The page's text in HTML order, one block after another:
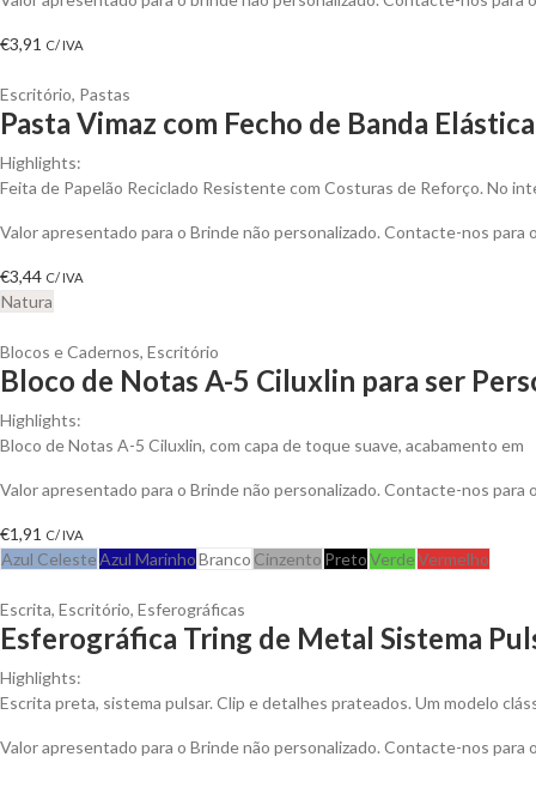
€3,91 C/ IVA
Escritório, Pastas
Pasta Vimaz com Fecho de Banda
Highlights:
Feita de Papelão Reciclado Resistente com Costuras de Reforço. No
Valor apresentado para o Brinde não personalizado. Contacte-nos
€3,44 C/ IVA
Natura
Blocos e Cadernos, Escritório
Bloco de Notas A-5 Ciluxlin para ser
Highlights:
Bloco de Notas A-5 Ciluxlin, com capa de toque suave, acabamento em
Valor apresentado para o Brinde não personalizado. Contacte-nos
€1,91 C/ IVA
Azul CelesteAzul MarinhoBranco Cinzento PretoVerdeVermelho
Escrita, Escritório, Esferográficas
Esferográfica Tring de Metal Sistema
Highlights:
Escrita preta, sistema pulsar. Clip e detalhes prateados. Um modelo
Valor apresentado para o Brinde não personalizado. Contacte-nos